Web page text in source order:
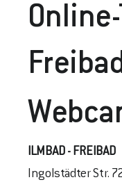
ILMBAD - FREIBAD
Ingolstädter Str.